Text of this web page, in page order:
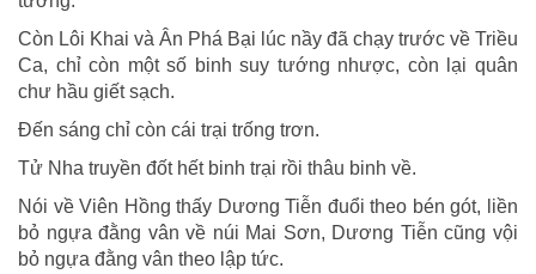
Còn Lôi Khai và Ân Phá Bại lúc nầy đã chạy trước về Triều
Ca, chỉ còn một số binh suy tướng nhược, còn lại quân
chư hầu giết sạch.
Ðến sáng chỉ còn cái trại trống trơn.
Tử Nha truyền đốt hết binh trại rồi thâu binh về.
Nói về Viên Hồng thấy Dương Tiễn đuổi theo bén gót, liền
bỏ ngựa đằng vân về núi Mai Sơn, Dương Tiễn cũng vội
bỏ ngựa đằng vân theo lập tức.